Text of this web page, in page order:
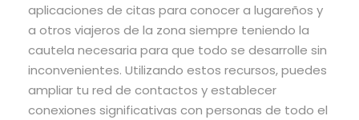
aplicaciones de citas para conocer a lugareños y
a otros viajeros de la zona siempre teniendo la
cautela necesaria para que todo se desarrolle sin
inconvenientes. Utilizando estos recursos, puedes
ampliar tu red de contactos y establecer
conexiones significativas con personas de todo el